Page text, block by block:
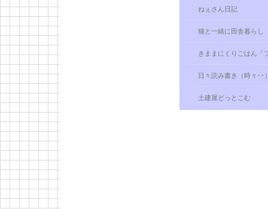
ねぇさん日記
猫と一緒に田舎暮らし
きままにくりごはん「
日々読み書き（時々･･
土建屋どっとこむ